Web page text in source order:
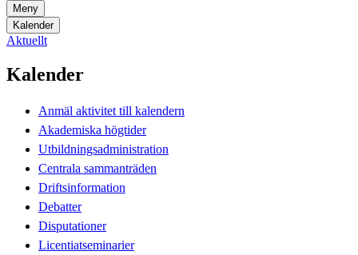
Meny
Kalender
Aktuellt
Kalender
Anmäl aktivitet till kalendern
Akademiska högtider
Utbildningsadministration
Centrala sammanträden
Driftsinformation
Debatter
Disputationer
Licentiatseminarier